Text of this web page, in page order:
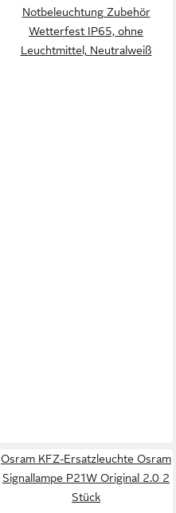
Notbeleuchtung Zubehör
Wetterfest IP65, ohne
Leuchtmittel, Neutralweiß
Osram KFZ-Ersatzleuchte Osram
Signallampe P21W Original 2.0 2
Stück